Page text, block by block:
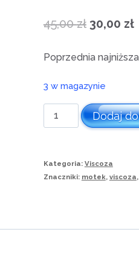
45,00zł Pierwotna
45,00 zł.
30,00 zł
Poprzednia
3 w magazynie
ilość
VISCOZA
1300m
Dodaj
Kategoria: Viscoza
Znaczniki: motek, viscoza,